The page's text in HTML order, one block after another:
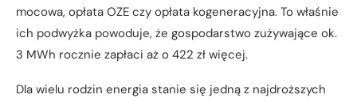
mocowa, opłata OZE czy opłata kogeneracyjna. To właśnie
ich podwyżka powoduje, że gospodarstwo zużywające ok.
3 MWh rocznie zapłaci aż o 422 zł więcej.
Dla wielu rodzin energia stanie się jedną z najdroższych